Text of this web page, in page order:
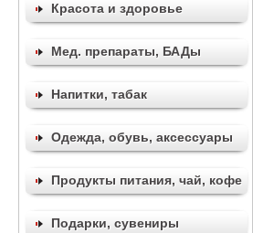
Красота и здоровье
Мед. препараты, БАДы
Напитки, табак
Одежда, обувь, аксессуары
Продукты питания, чай, кофе
Подарки, сувениры